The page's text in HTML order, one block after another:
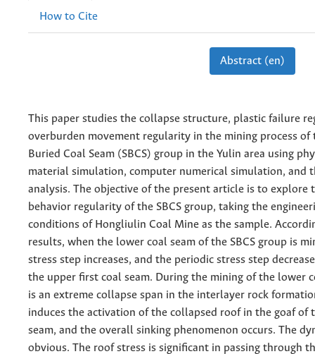
How to Cite
Abstract (en)
This paper studies the collapse structure, plastic failure
overburden movement regularity in the mining process of
Buried Coal Seam (SBCS) group in the Yulin area using
material simulation, computer numerical simulation, and
analysis. The objective of the present article is to explore
behavior regularity of the SBCS group, taking the
conditions of Hongliulin Coal Mine as the sample.
results, when the lower coal seam of the SBCS group is
stress step increases, and the periodic stress step
the upper first coal seam. During the mining of the lower
is an extreme collapse span in the interlayer rock
induces the activation of the collapsed roof in the goaf of
seam, and the overall sinking phenomenon occurs. The
obvious. The roof stress is significant in passing through